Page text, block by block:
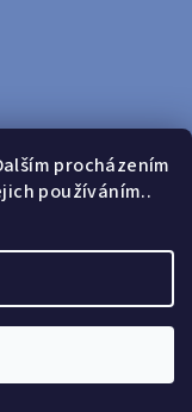
procházením
používáním..